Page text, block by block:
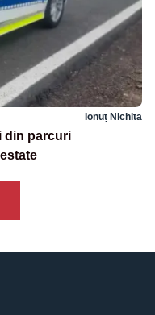
Ionuț Nichita
din parcuri